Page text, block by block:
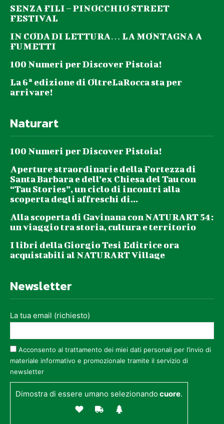
SENZA FILI – PINOCCHIO STREET
FESTIVAL
IN CODA DI LETTURA… LA MONTAGNA A
FUMETTI
100 Numeri per Discover Pistoia!
La 6ª edizione di OltreLaRocca sta per
arrivare!
Naturart
100 Numeri per Discover Pistoia!
Aperture straordinarie della Fortezza di
Santa Barbara e dell’ex Chiesa del Tau con
“Tau Stories”, un ciclo di incontri alla
scoperta degli affreschi di...
Alla scoperta di Gavinana con NATURART 54:
un viaggio tra storia, cultura e territorio
I libri della Giorgio Tesi Editrice ora
acquistabili al NATURART Village
Newsletter
La tua email (richiesto)
Acconsento al trattamento dei miei dati personali per l’invio di
materiale informativo e promozionale tramite il servizio di
newsletter
Dimostra di essere umano selezionandocuore.